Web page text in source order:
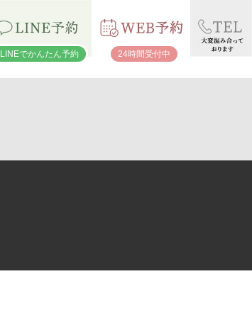
LINEでかんたん予約 24時間受付中